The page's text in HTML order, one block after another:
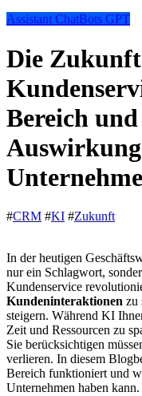
Assistant ChatBots GPT
Die Zukunft
Bereich
#CRM #KI #Zukunft
In der heutigen
nur ein Schlagwort,
Kundenservice
Kundeninteraktionen zu
steigern. Während KI
Zeit und Ressourcen zu
Sie berücksichtigen
verlieren. In diesem
Bereich funktioniert und
Unternehmen haben kann.